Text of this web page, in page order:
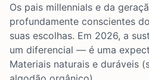
Os pais millennials e da
profundamente conscientes
suas escolhas. Em 2026, a
um diferencial — é uma
Materiais naturais e duráveis